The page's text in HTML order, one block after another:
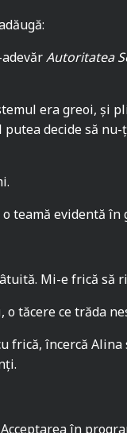
adevărAutoritatea
era greoi, și
decide să
teamă evidentă în
Mi-e frică să
o tăcere ce trăda
frică, încercă
în